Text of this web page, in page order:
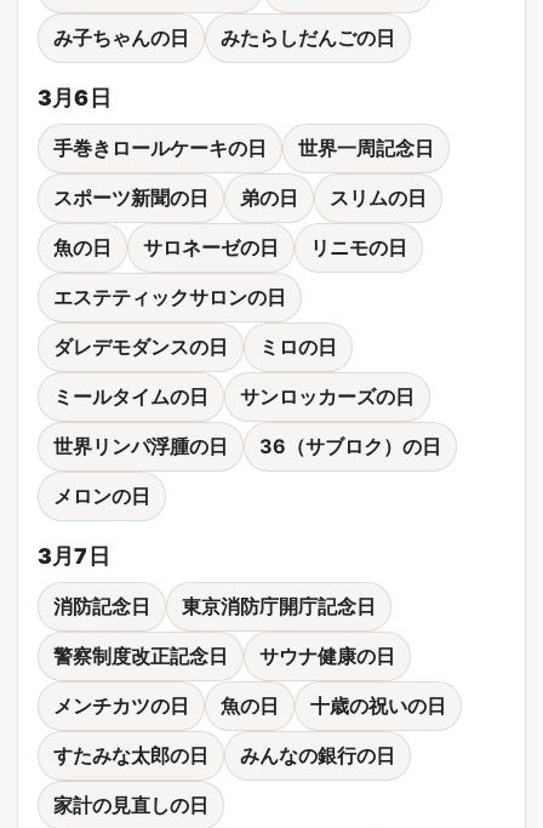
み子ちゃんの日 みたらしだんごの日
3月6日
手巻きロールケーキの日 世界一周記念日
スポーツ新聞の日 弟の日 スリムの日
魚の日 サロネーゼの日 リニモの日
エステティックサロンの日
ダレデモダンスの日 ミロの日
ミールタイムの日 サンロッカーズの日
世界リンパ浮腫の日 36（サブロク）の日
メロンの日
3月7日
消防記念日 東京消防庁開庁記念日
警察制度改正記念日 サウナ健康の日
メンチカツの日 魚の日 十歳の祝いの日
すたみな太郎の日 みんなの銀行の日
家計の見直しの日